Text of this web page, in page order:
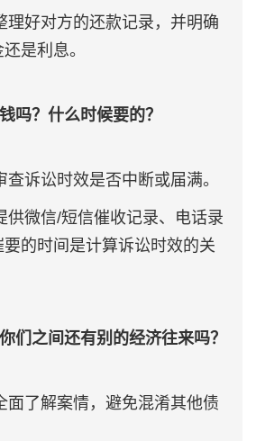
好对方的还款记录，并明确
是利息。
吗？什么时候要的？
诉讼时效是否中断或届满。
微信/短信催收记录、电话录
的时间是计算诉讼时效的关
们之间还有别的经济往来吗？
了解案情，避免混淆其他债